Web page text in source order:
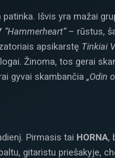
Išvis yra mažai
“Hammerheart“– rūstus,
apsikarstę Tinkiai
Žinoma, tos gerai
gyvai skambančia „Odin
Pirmasis tai HORNA,
gitaristu priešakyje,